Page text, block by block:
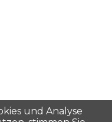
und Analyse